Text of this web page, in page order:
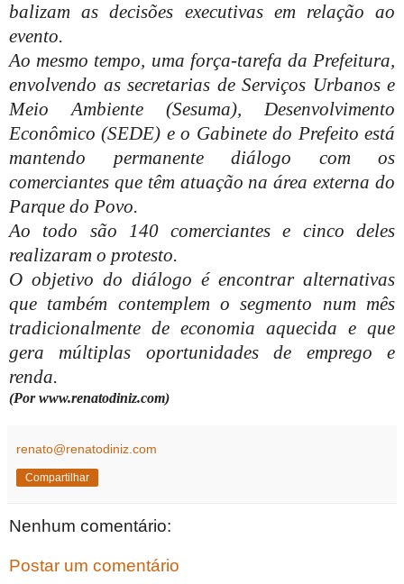
balizam as decisões executivas em relação ao
evento.
Ao mesmo tempo, uma força-tarefa da Prefeitura,
envolvendo as secretarias de Serviços Urbanos e
Meio Ambiente (Sesuma), Desenvolvimento
Econômico (SEDE) e o Gabinete do Prefeito está
mantendo permanente diálogo com os
comerciantes que têm atuação na área externa do
Parque do Povo.
Ao todo são 140 comerciantes e cinco deles
realizaram o protesto.
O objetivo do diálogo é encontrar alternativas
que também contemplem o segmento num mês
tradicionalmente de economia aquecida e que
gera múltiplas oportunidades de emprego e
renda.
(Por www.renatodiniz.com)
renato@renatodiniz.com
Compartilhar
Nenhum comentário:
Postar um comentário